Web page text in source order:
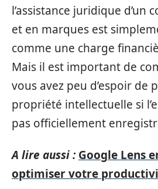
l’assistance juridique d’un
et en marques est
comme une charge
Mais il est important de
vous avez peu d’espoir de
propriété intellectuelle si
pas officiellement
A lire aussi : Google Lens
optimiser votre